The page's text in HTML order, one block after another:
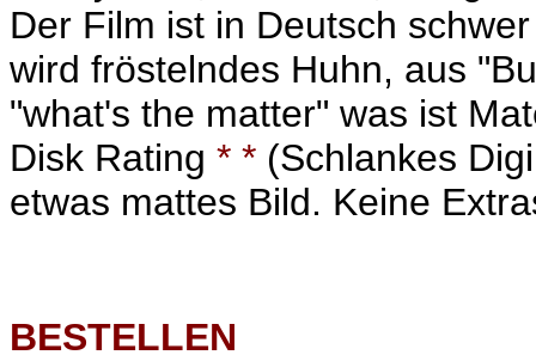
Der Film ist in Deutsch
wird fröstelndes Huhn, aus
"what's the matter" was ist
Disk Rating * * (Schlankes
etwas mattes Bild. Keine
BESTELLEN